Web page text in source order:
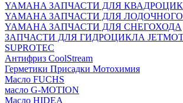
YAMAHA ЗАПЧАСТИ ДЛЯ
YAMAHA ЗАПЧАСТИ ДЛЯ
YAMAHA ЗАПЧАСТИ ДЛЯ СНЕГОХОДА
ЗАПЧАСТИ ДЛЯ ГИДРОЦИКЛА
SUPROTEC
Антифриз CoolStream
Герметики Присадки Мотохимия
Масло FUCHS
масло G-MOTION
Масло HIDEA